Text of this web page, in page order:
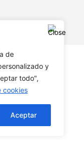
de
y
todo",
cookies
Aceptar